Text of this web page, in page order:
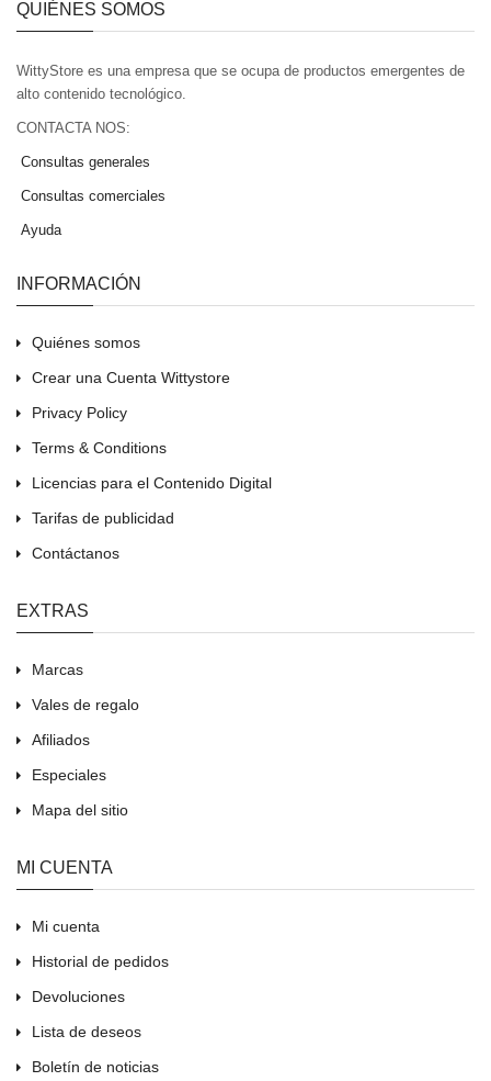
QUIÉNES SOMOS
WittyStore es una empresa que se ocupa de productos emergentes de
alto contenido tecnológico.
CONTACTA NOS:
Consultas generales
Consultas comerciales
Ayuda
INFORMACIÓN
Quiénes somos
Crear una Cuenta Wittystore
Privacy Policy
Terms & Conditions
Licencias para el Contenido Digital
Tarifas de publicidad
Contáctanos
EXTRAS
Marcas
Vales de regalo
Afiliados
Especiales
Mapa del sitio
MI CUENTA
Mi cuenta
Historial de pedidos
Devoluciones
Lista de deseos
Boletín de noticias